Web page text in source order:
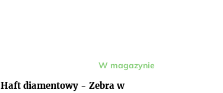
Haft diamentowy - Zebra w
W magazynie